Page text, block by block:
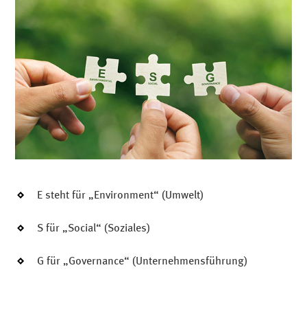
E steht für „Environment“ (Umwelt)
S für „Social“ (Soziales)
G für „Governance“ (Unternehmensführung)